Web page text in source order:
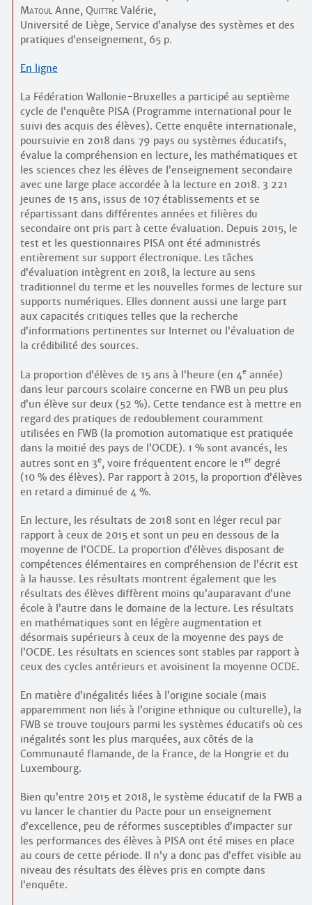
MatoulAnne, QuittreValérie,
Université de Liège, Service d’analyse des systèmes et des
pratiques d’enseignement, 65 p.
En ligne
La Fédération Wallonie-Bruxelles a participé au septième
cycle de l’enquête PISA (Programme international pour le
suivi des acquis des élèves). Cette enquête internationale,
poursuivie en 2018 dans 79 pays ou systèmes éducatifs,
évalue la compréhension en lecture, les mathématiques et
les sciences chez les élèves de l’enseignement secondaire
avec une large place accordée à la lecture en 2018. 3 221
jeunes de 15 ans, issus de 107 établissements et se
répartissant dans différentes années et filières du
secondaire ont pris part à cette évaluation. Depuis 2015, le
test et les questionnaires PISA ont été administrés
entièrement sur support électronique. Les tâches
d’évaluation intègrent en 2018, la lecture au sens
traditionnel du terme et les nouvelles formes de lecture sur
supports numériques. Elles donnent aussi une large part
aux capacités critiques telles que la recherche
d’informations pertinentes sur Internet ou l’évaluation de
la crédibilité des sources.
La proportion d’élèves de 15 ans à l’heure (en 4eannée)
dans leur parcours scolaire concerne en FWB un peu plus
d’un élève sur deux (52 %). Cette tendance est à mettre en
regard des pratiques de redoublement couramment
utilisées en FWB (la promotion automatique est pratiquée
dans la moitié des pays de l’OCDE). 1 % sont avancés, les
autres sont en 3e, voire fréquentent encore le 1erdegré
(10 % des élèves). Par rapport à 2015, la proportion d’élèves
en retard a diminué de 4 %.
En lecture, les résultats de 2018 sont en léger recul par
rapport à ceux de 2015 et sont un peu en dessous de la
moyenne de l’OCDE. La proportion d’élèves disposant de
compétences élémentaires en compréhension de l’écrit est
à la hausse. Les résultats montrent également que les
résultats des élèves diffèrent moins qu’auparavant d’une
école à l’autre dans le domaine de la lecture. Les résultats
en mathématiques sont en légère augmentation et
désormais supérieurs à ceux de la moyenne des pays de
l’OCDE. Les résultats en sciences sont stables par rapport à
ceux des cycles antérieurs et avoisinent la moyenne OCDE.
En matière d’inégalités liées à l’origine sociale (mais
apparemment non liés à l’origine ethnique ou culturelle), la
FWB se trouve toujours parmi les systèmes éducatifs où ces
inégalités sont les plus marquées, aux côtés de la
Communauté flamande, de la France, de la Hongrie et du
Luxembourg.
Bien qu’entre 2015 et 2018, le système éducatif de la FWB a
vu lancer le chantier du Pacte pour un enseignement
d’excellence, peu de réformes susceptibles d’impacter sur
les performances des élèves à PISA ont été mises en place
au cours de cette période. Il n’y a donc pas d’effet visible au
niveau des résultats des élèves pris en compte dans
l’enquête.